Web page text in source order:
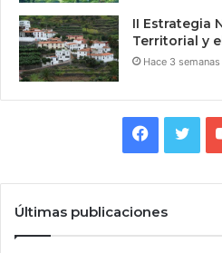
II Estrategia
Territorial y
Hace 3 semanas
Últimas publicaciones